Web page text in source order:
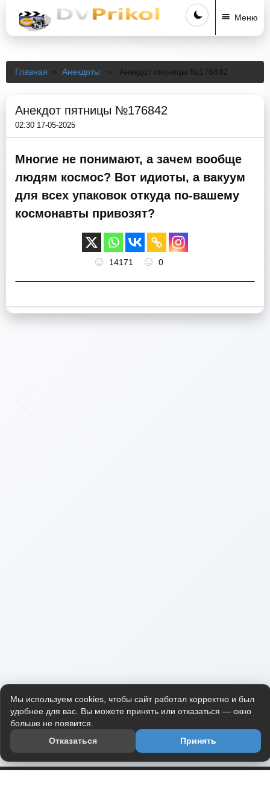
Меню
Главная » Анекдоты » Анекдот пятницы №176842
Анекдот пятницы №176842
02:30 17-05-2025
Многие не понимают, а зачем вообще
людям космос? Вот идиоты, а вакуум
для всех упаковок откуда по-вашему
космонавты привозят?
14171 0
Мы используем cookies, чтобы сайт работал корректно и был
удобнее для вас. Вы можете принять или отказаться — окно
больше не появится.
Отказаться
Принять